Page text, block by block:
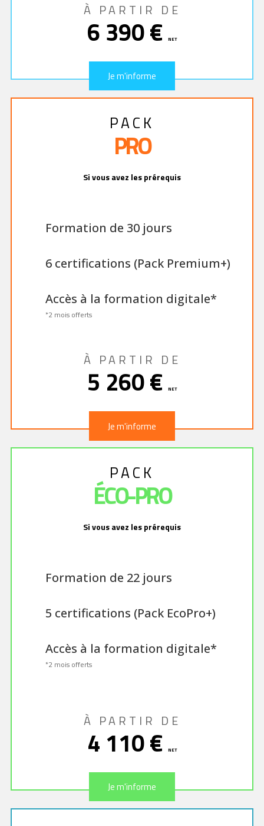
À PARTIR DE
6 390 € NET
Je m'informe
Je m'informe
PACK
PRO
Si vous avez les prérequis
Formation de 30 jours
6 certifications (Pack Premium+)
Accès à la formation digitale*
*2 mois offerts
À PARTIR DE
5 260 € NET
Je m'informe
Je m'informe
PACK
ÉCO-PRO
Si vous avez les prérequis
Formation de 22 jours
5 certifications (Pack EcoPro+)
Accès à la formation digitale*
*2 mois offerts
À PARTIR DE
4 110 € NET
Je m'informe
Je m'informe